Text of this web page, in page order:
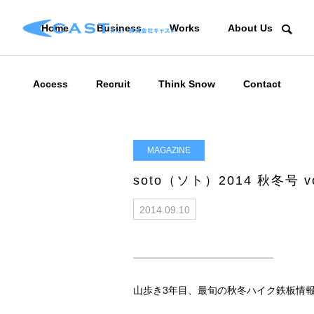
Home Business Works About Us
Access Recruit Think Snow Contact
MAGAZINE
soto（ソト）2014 秋冬号
2014.09.10
山歩き3年目、最旬の秋冬ハイク鉄板情